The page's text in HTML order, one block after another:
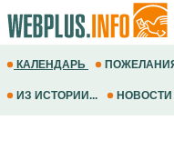
КАЛЕНДАРЬ
ИЗ ИСТОРИИ... НОВОСТИ